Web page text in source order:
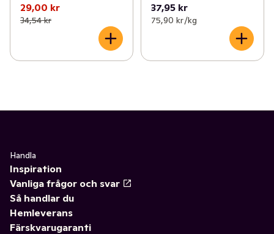
29,00 kr
34,54 kr
37,95 kr
75,90 kr /kg
Handla
Inspiration
Vanliga frågor och svar
Så handlar du
Hemleverans
Färskvarugaranti